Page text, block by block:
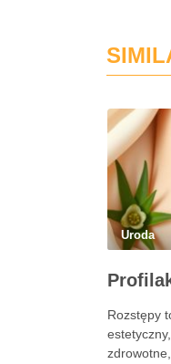
Uroda
Rozstępy